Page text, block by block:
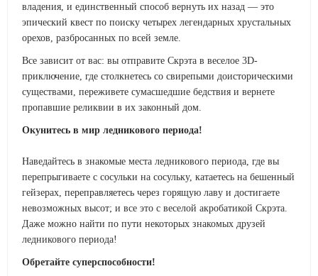
владения, и единственный способ вернуть их назад — это
эпический квест по поиску четырех легендарных хрустальных
орехов, разбросанных по всей земле.
Все зависит от вас: вы отправите Скрэта в веселое 3D-
приключение, где столкнетесь со свирепыми доисторическими
существами, переживете сумасшедшие бедствия и вернете
пропавшие реликвии в их законный дом.
Окунитесь в мир ледникового периода!
Наведайтесь в знакомые места ледникового периода, где вы
перепрыгиваете с сосульки на сосульку, катаетесь на бешенный
гейзерах, переправляетесь через горящую лаву и достигаете
невозможных высот; и все это с веселой акробатикой Скрэта.
Даже можно найти по пути некоторых знакомых друзей
ледникового периода!
Обретайте суперспособности!